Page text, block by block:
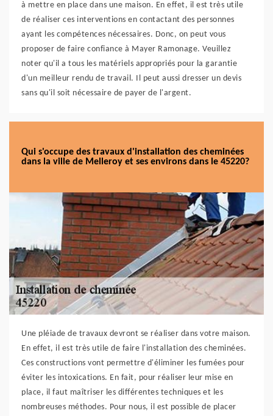
à mettre en place dans une maison. En effet, il est très utile
de réaliser ces interventions en contactant des personnes
ayant les compétences nécessaires. Donc, on peut vous
proposer de faire confiance à Mayer Ramonage. Veuillez
noter qu'il a tous les matériels appropriés pour la garantie
d'un meilleur rendu de travail. Il peut aussi dresser un devis
sans qu'il soit nécessaire de payer de l'argent.
Qui s'occupe des travaux d'installation des cheminées
dans la ville de Melleroy et ses environs dans le 45220?
Une pléiade de travaux devront se réaliser dans votre maison.
En effet, il est très utile de faire l'installation des cheminées.
Ces constructions vont permettre d'éliminer les fumées pour
éviter les intoxications. En fait, pour réaliser leur mise en
place, il faut maîtriser les différentes techniques et les
nombreuses méthodes. Pour nous, il est possible de placer